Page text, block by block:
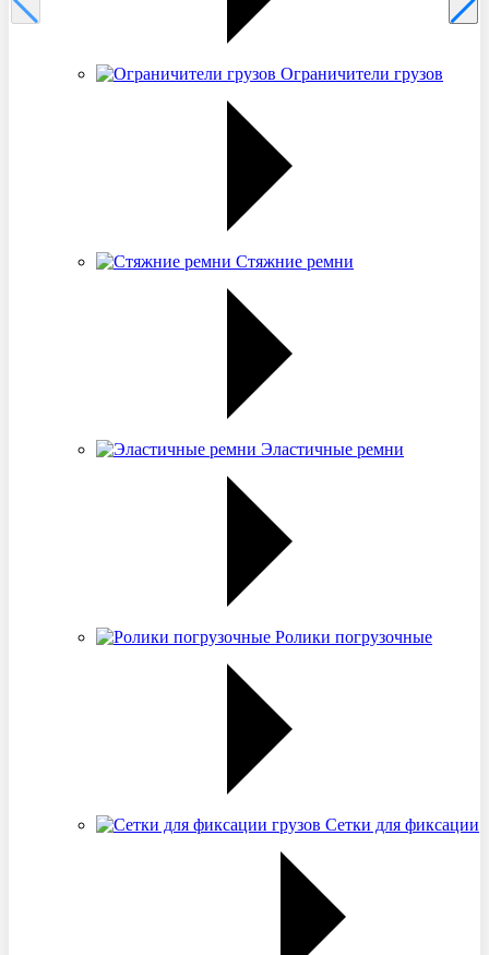
Ограничители грузов
Стяжние ремни
Эластичные ремни
Ролики погрузочные
Сетки для фиксации